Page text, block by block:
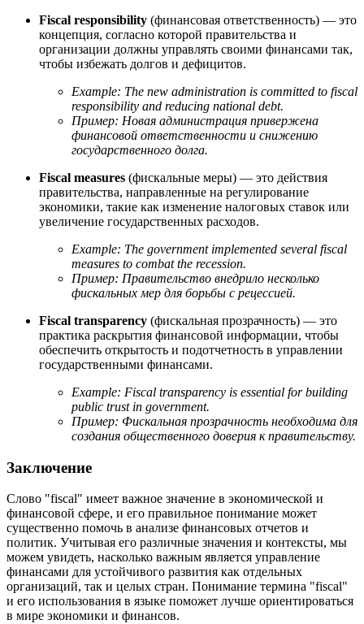
Fiscal responsibility (финансовая ответственность) — это
концепция, согласно которой правительства и
организации должны управлять своими финансами так,
чтобы избежать долгов и дефицитов.
Example: The new administration is committed to fiscal
responsibility and reducing national debt.
Пример: Новая администрация привержена
финансовой ответственности и снижению
государственного долга.
Fiscal measures (фискальные меры) — это действия
правительства, направленные на регулирование
экономики, такие как изменение налоговых ставок или
увеличение государственных расходов.
Example: The government implemented several fiscal
measures to combat the recession.
Пример: Правительство внедрило несколько
фискальных мер для борьбы с рецессией.
Fiscal transparency (фискальная прозрачность) — это
практика раскрытия финансовой информации, чтобы
обеспечить открытость и подотчетность в управлении
государственными финансами.
Example: Fiscal transparency is essential for building
public trust in government.
Пример: Фискальная прозрачность необходима для
создания общественного доверия к правительству.
Заключение
Слово "fiscal" имеет важное значение в экономической и
финансовой сфере, и его правильное понимание может
существенно помочь в анализе финансовых отчетов и
политик. Учитывая его различные значения и контексты, мы
можем увидеть, насколько важным является управление
финансами для устойчивого развития как отдельных
организаций, так и целых стран. Понимание термина "fiscal"
и его использования в языке поможет лучше ориентироваться
в мире экономики и финансов.